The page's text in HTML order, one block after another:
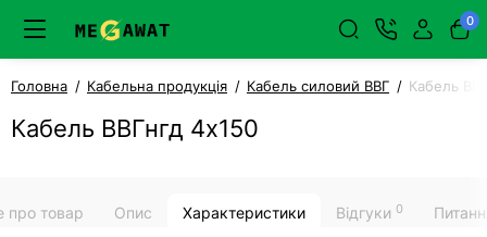
0
Головна Кабельна продукція Кабель силовий ВВГ Кабель
Кабель ВВГнгд 4х150
про товар Опис Характеристики Відгуки 0